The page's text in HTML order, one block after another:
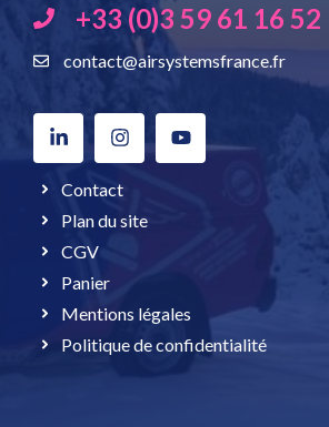
+33 (0)3 59 61 16 52
contact@airsystemsfrance.fr
Contact
Plan du site
CGV
Panier
Mentions légales
Politique de confidentialité